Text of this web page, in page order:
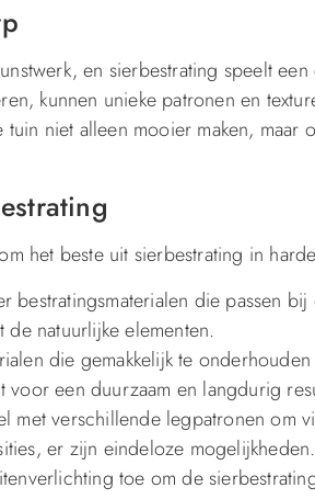
en sierbestrating speelt
kunnen unieke patronen en
niet alleen mooier maken,
het beste uit sierbestrating in
bestratingsmaterialen die passen
natuurlijke elementen.
die gemakkelijk te
een duurzaam en langdurig
met verschillende legpatronen om
er zijn eindeloze mogelijkheden.
toe om de